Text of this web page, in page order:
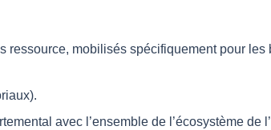
mobilisés spécifiquement pour les
avec l’ensemble de l’écosystème de